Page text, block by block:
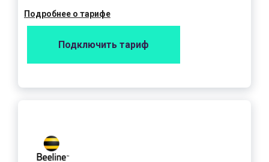
Подробнее о тарифе
Подключить тариф